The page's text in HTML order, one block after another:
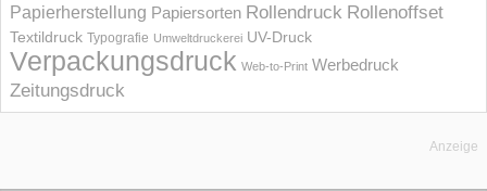
Papierherstellung Papiersorten Rollendruck Rollenoffset
Textildruck Typografie Umweltdruckerei UV-Druck
Verpackungsdruck Web-to-Print Werbedruck
Zeitungsdruck
Anzeige